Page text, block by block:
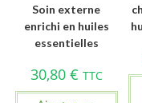
Soin externe
enrichi en huiles
essentielles
30,80 € TTC